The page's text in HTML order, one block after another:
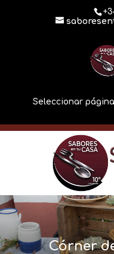
Seleccionar página
Córner